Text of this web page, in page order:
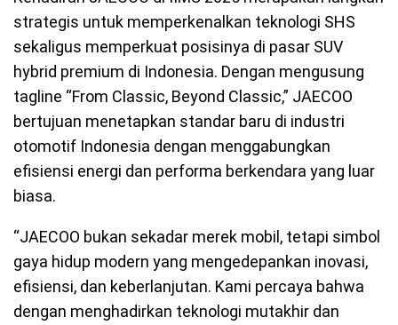
strategis untuk memperkenalkan teknologi SHS
sekaligus memperkuat posisinya di pasar SUV
hybrid premium di Indonesia. Dengan mengusung
tagline “From Classic, Beyond Classic,” JAECOO
bertujuan menetapkan standar baru di industri
otomotif Indonesia dengan menggabungkan
efisiensi energi dan performa berkendara yang luar
biasa.
“JAECOO bukan sekadar merek mobil, tetapi simbol
gaya hidup modern yang mengedepankan inovasi,
efisiensi, dan keberlanjutan. Kami percaya bahwa
dengan menghadirkan teknologi mutakhir dan